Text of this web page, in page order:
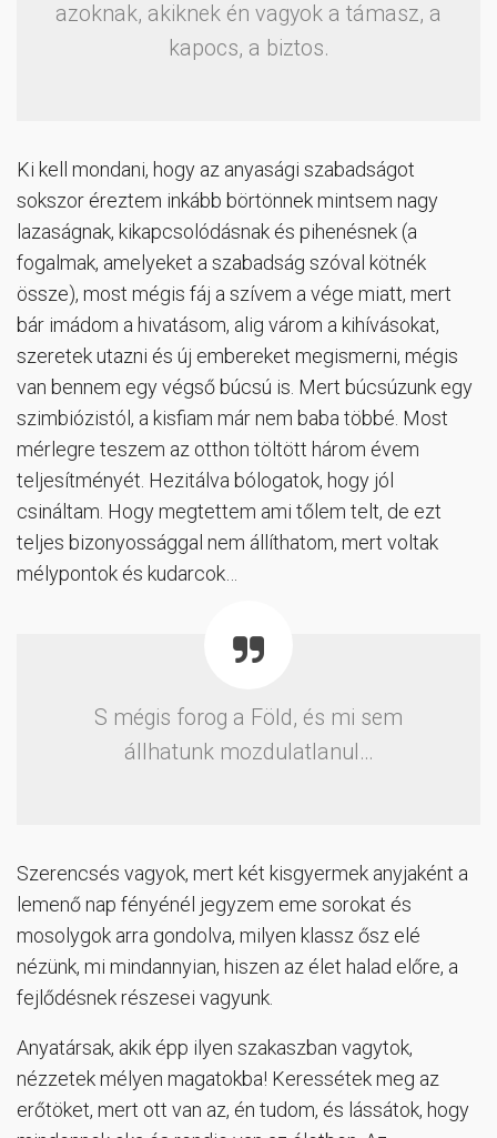
azoknak, akiknek én vagyok a támasz, a
kapocs, a biztos.
Ki kell mondani, hogy az anyasági szabadságot
sokszor éreztem inkább börtönnek mintsem nagy
lazaságnak, kikapcsolódásnak és pihenésnek (a
fogalmak, amelyeket a szabadság szóval kötnék
össze), most mégis fáj a szívem a vége miatt, mert
bár imádom a hivatásom, alig várom a kihívásokat,
szeretek utazni és új embereket megismerni, mégis
van bennem egy végső búcsú is. Mert búcsúzunk egy
szimbiózistól, a kisfiam már nem baba többé. Most
mérlegre teszem az otthon töltött három évem
teljesítményét. Hezitálva bólogatok, hogy jól
csináltam. Hogy megtettem ami tőlem telt, de ezt
teljes bizonyossággal nem állíthatom, mert voltak
mélypontok és kudarcok…
S mégis forog a Föld, és mi sem
állhatunk mozdulatlanul…
Szerencsés vagyok, mert két kisgyermek anyjaként a
lemenő nap fényénél jegyzem eme sorokat és
mosolygok arra gondolva, milyen klassz ősz elé
nézünk, mi mindannyian, hiszen az élet halad előre, a
fejlődésnek részesei vagyunk.
Anyatársak, akik épp ilyen szakaszban vagytok,
nézzetek mélyen magatokba! Keressétek meg az
erőtöket, mert ott van az, én tudom, és lássátok, hogy